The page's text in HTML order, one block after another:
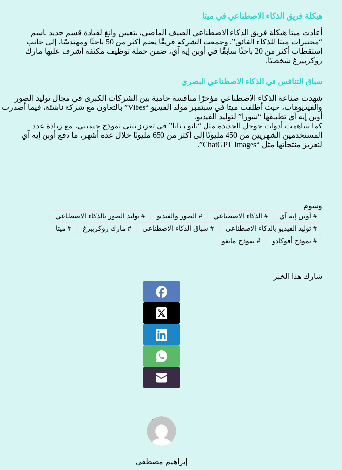
هيكلة فريق الذكاء الاصطناعي في ميتا
أعادت ميتا هيكلة فريق الذكاء الاصطناعي الصيف الماضي، بتعيين وانغ لقيادة قسم جديد باسم
“مختبرات ميتا للذكاء الفائق”. وجمعت الشركة فريقًا يضم أكثر من 50 باحثًا ومهندسًا، إلى جانب
استقطاب أكثر من 20 باحثًا سابقًا في أوبن إيه آي، ضمن حملة توظيف مكثفة أشرف عليها مارك
زوكربيرغ شخصيًا.
سباق التنافس في الذكاء الاصطناعي البصري
شهدت صناعة الذكاء الاصطناعي مؤخرًا منافسة حامية بين الشركات الكبرى في مجال توليد الصور
والفيديوهات، حيث أطلقت ميتا في سبتمبر مولد الفيديو “Vibes” بالتعاون مع شركة ناشئة، فيما أصدرت
أوبن إيه آي تطبيقها “سورا” لتوليد الفيديو.
كما ساهمت أدوات جوجل الجديدة مثل “نانو بانانا” في تعزيز تبني نموذج جيميني، مع زيادة عدد
المستخدمين الشهريين من 450 مليونًا إلى أكثر من 650 مليونًا خلال عدة أشهر، ما دفع أوبن إيه آي
لتعزيز منتجاتها مثل “ChatGPT Images”.
وسوم
#أوبن إيه آي #الذكاء الاصطناعي # الصور والفيديو # توليد الصور بالذكاء الاصطناعي
#توليد الفيديو بالذكاء الاصطناعي #سباق الذكاء الاصطناعي # مارك زوكربيرغ # ميتا
#نموذج أفوكادو #نموذج مانغو
شارك هذا الخبر
إبراهيم مصطفى